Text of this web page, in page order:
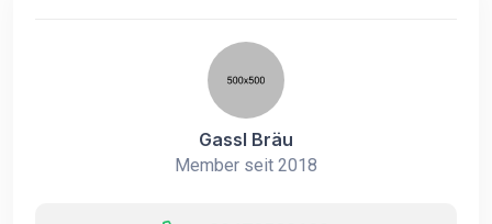
Gassl Bräu
Member seit 2018